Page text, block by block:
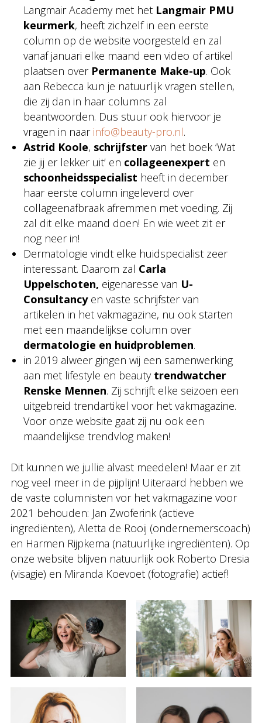
Langmair Academy met het Langmair PMU
keurmerk, heeft zichzelf in een eerste
column op de website voorgesteld en zal
vanaf januari elke maand een video of artikel
plaatsen over Permanente Make-up. Ook
aan Rebecca kun je natuurlijk vragen stellen,
die zij dan in haar columns zal
beantwoorden. Dus stuur ook hiervoor je
vragen in naar info@beauty-pro.nl.
Astrid Koole, schrijfstervan het boek ‘Wat
zie jij er lekker uit’ en collageenexpert en
schoonheidsspecialist heeft in december
haar eerste column ingeleverd over
collageenafbraak afremmen met voeding. Zij
zal dit elke maand doen! En wie weet zit er
nog neer in!
Dermatologie vindt elke huidspecialist zeer
interessant. Daarom zal Carla
Uppelschoten, eigenaresse van U-
Consultancyen vaste schrijfster van
artikelen in het vakmagazine, nu ook starten
met een maandelijkse column over
dermatologie en huidproblemen.
in 2019 alweer gingen wij een samenwerking
aan met lifestyle en beauty trendwatcher
Renske Mennen. Zij schrijft elke seizoen een
uitgebreid trendartikel voor het vakmagazine.
Voor onze website gaat zij nu ook een
maandelijkse trendvlog maken!
Dit kunnen we jullie alvast meedelen! Maar er zit
nog veel meer in de pijplijn! Uiteraard hebben we
de vaste columnisten vor het vakmagazine voor
2021 behouden: Jan Zwoferink (actieve
ingrediënten), Aletta de Rooij (ondernemerscoach)
en Harmen Rijpkema (natuurlijke ingrediënten). Op
onze website blijven natuurlijk ook Roberto Dresia
(visagie) en Miranda Koevoet (fotografie) actief!